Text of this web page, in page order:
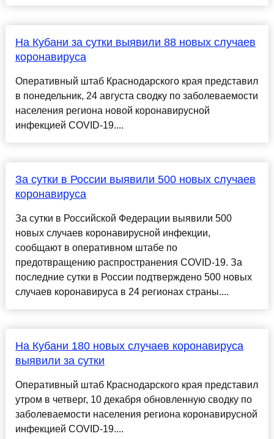
На Кубани за сутки выявили 88 новых случаев
коронавируса
Оперативный штаб Краснодарского края представил
в понедельник, 24 августа сводку по заболеваемости
населения региона новой коронавирусной
инфекцией COVID-19....
За сутки в России выявили 500 новых случаев
коронавируса
За сутки в Российской Федерации выявили 500
новых случаев коронавирусной инфекции,
сообщают в оперативном штабе по
предотвращению распространения COVID-19. За
последние сутки в России подтверждено 500 новых
случаев коронавируса в 24 регионах страны....
На Кубани 180 новых случаев коронавируса
выявили за сутки
Оперативный штаб Краснодарского края представил
утром в четверг, 10 декабря обновленную сводку по
заболеваемости населения региона коронавирусной
инфекцией COVID-19....